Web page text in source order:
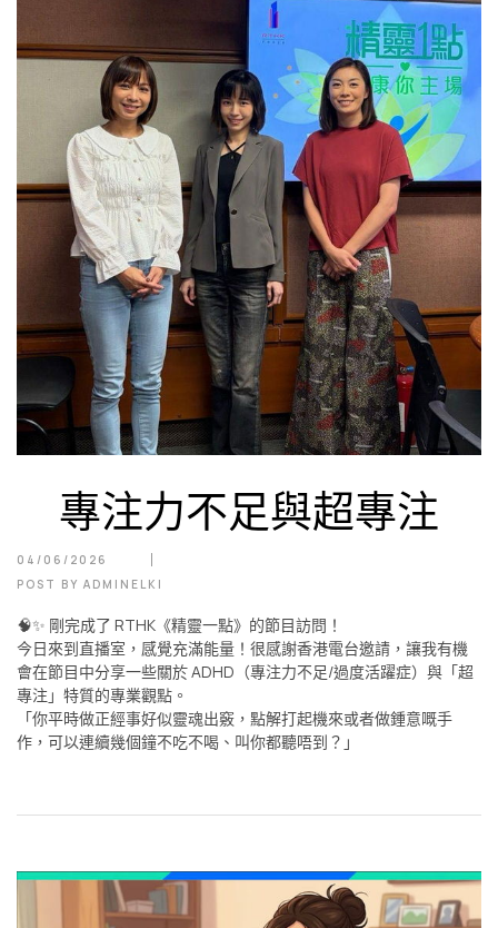
專注力不足與超專注
04/06/2026
POST BY ADMINELKI
🧠✨ 剛完成了 RTHK《精靈一點》的節目訪問！
今日來到直播室，感覺充滿能量！很感謝香港電台邀請，讓我有機
會在節目中分享一些關於 ADHD（專注力不足/過度活躍症）與「超
專注」特質的專業觀點。
「你平時做正經事好似靈魂出竅，點解打起機來或者做鍾意嘅手
作，可以連續幾個鐘不吃不喝、叫你都聽唔到？」